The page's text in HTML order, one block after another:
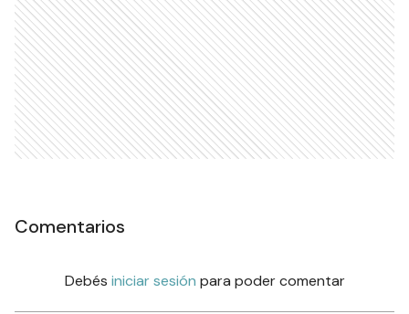
Comentarios
Debés iniciar sesión para poder comentar